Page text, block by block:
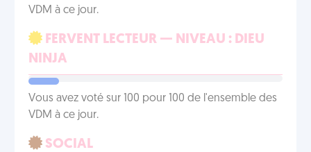
VDM à ce jour.
FERVENT LECTEUR — NIVEAU : DIEU
NINJA
Vous avez voté sur 100 pour 100 de l'ensemble des
VDM à ce jour.
SOCIAL